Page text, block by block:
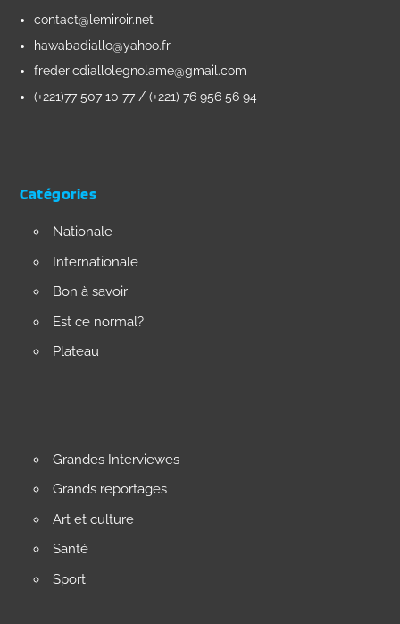
contact@lemiroir.net
hawabadiallo@yahoo.fr
fredericdiallolegnolame@gmail.com
(+221)77 507 10 77 / (+221) 76 956 56 94
Catégories
Nationale
Internationale
Bon à savoir
Est ce normal?
Plateau
Grandes Interviewes
Grands reportages
Art et culture
Santé
Sport